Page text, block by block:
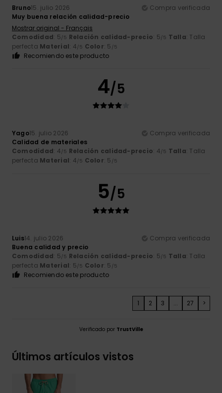
Bruno15. julio 2026
Compra verificada
Muy buena relación calidad-precio
Mostrar original - Français
Comodidad: 5/5 Relación calidad-precio: 5/5 Talla: Talla
perfecta Material: 4/5 Color: 5 /5
Recomiendo este producto
4/5
Yago15. julio 2026
Compra verificada
Calidad de materiales
Comodidad: 4/5 Relación calidad-precio: 4/5 Talla: Talla
perfecta Material: 4/5 Color: 5 /5
5/5
Luis14. julio 2026
Compra verificada
Buena calidad y precio
Comodidad: 5/5 Relación calidad-precio: 5/5 Talla: Talla
perfecta Material: 5/5 Color: 5 /5
Recomiendo este producto
1 2 3 ... 27 >
Verificado por TrustVille
Últimos artículos vistos